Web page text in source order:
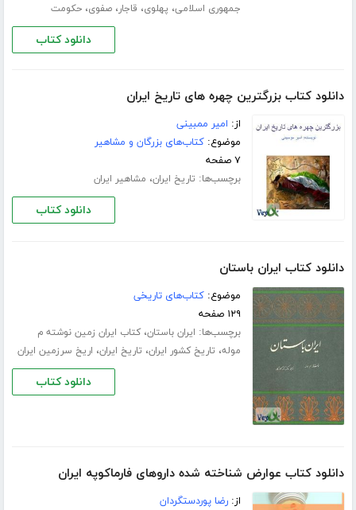
جمهوری اسلامی، پهلوی، قاجار،صفوی،حکومت
دانلود کتاب
دانلود کتاب بزرگترین چهره های تاریخ ایران
از: امیر ممبینی
موضوع:کتاب‌های بزرگان و مشاهیر
۷ صفحه
برچسب‌ها: تاریخ ایران، مشاهیر ایران
دانلود کتاب
دانلود کتاب ایران باستان
موضوع:کتاب‌های تاریخی
۱۲۹ صفحه
برچسب‌ها: ایران باستان،کتاب ایران زمین نوشته م
موله، تاریخ کشور ایران، تاریخ ایران، اریخ سرزمین ایران
دانلود کتاب
دانلود کتاب عوارض شناخته شده داروهای فارماکوپه ایران
از:رضا پوردستگردان